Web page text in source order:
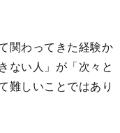
関わってきた経験か
ない人」が「次々と
難しいことではあり